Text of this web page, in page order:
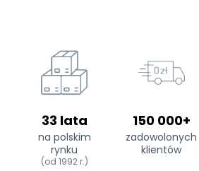
33 lata
na polskim
rynku
(od 1992 r.)
150 000+
zadowolonych
klientów